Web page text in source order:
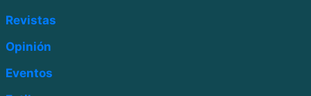
Revistas
Opinión
Eventos